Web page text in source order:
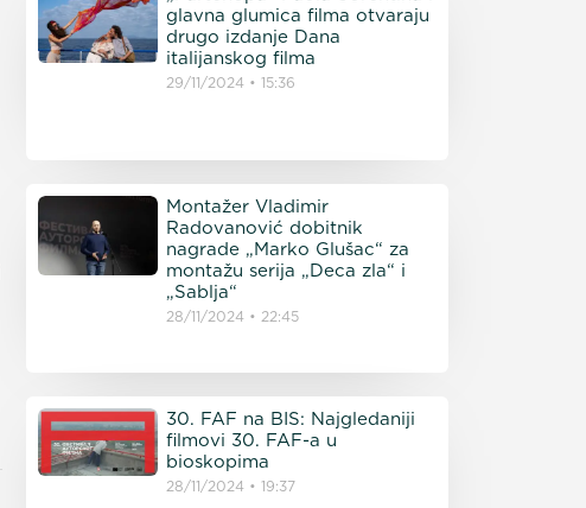
glavna glumica filma otvaraju
drugo izdanje Dana
italijanskog filma
29/11/2024 15:36
Montažer Vladimir
Radovanović dobitnik
nagrade „Marko Glušac“ za
montažu serija „Deca zla“ i
„Sablja“
28/11/2024 22:45
30. FAF na BIS: Najgledaniji
filmovi 30. FAF-a u
bioskopima
28/11/2024 19:37